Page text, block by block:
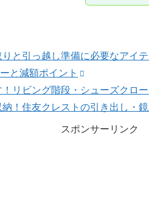
と引っ越し準備に必要なアイ
と減額ポイント
リビング階段・シューズクロ
！住友クレストの引き出し・
スポンサーリンク